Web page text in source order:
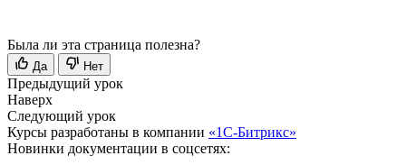
Была ли эта страница полезна?
Да Нет
Предыдущий урок
Наверх
Следующий урок
Курсы разработаны в компании «1С-Битрикс»
Новинки документации в соцсетях: